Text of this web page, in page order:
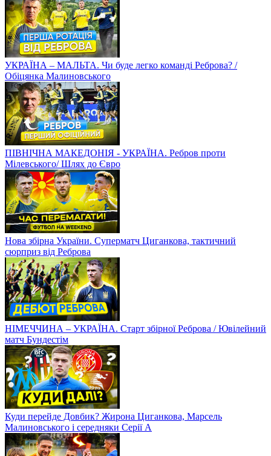
УКРАЇНА – МАЛЬТА. Чи буде легко команді Реброва? /
Обіцянка Малиновського
ПІВНІЧНА МАКЕДОНІЯ - УКРАЇНА. Ребров проти
Мілевського/ Шлях до Євро
Нова збірна України. Суперматч Циганкова, тактичний
сюрприз від Реброва
НІМЕЧЧИНА – УКРАЇНА. Старт збірної Реброва / Ювілейний
матч Бундестім
Куди перейде Довбик? Жирона Циганкова, Марсель
Малиновського і середняки Серії А